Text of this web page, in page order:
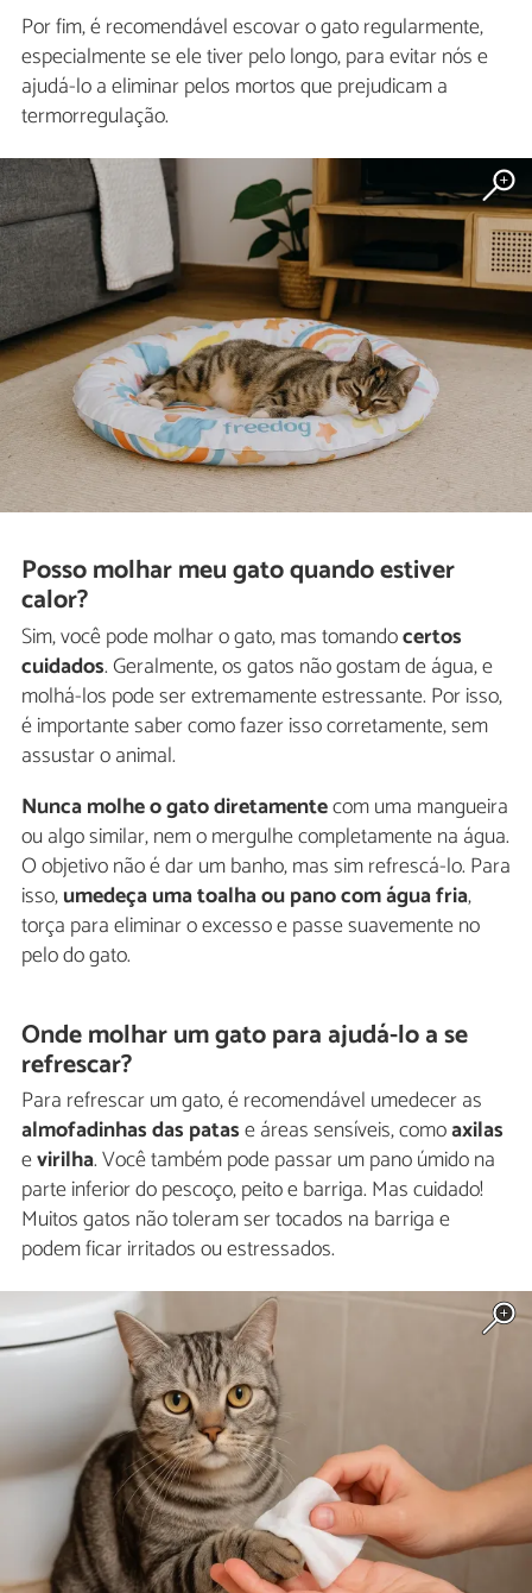
Por fim, é recomendável escovar o gato regularmente,
especialmente se ele tiver pelo longo, para evitar nós e
ajudá-lo a eliminar pelos mortos que prejudicam a
termorregulação.
Posso molhar meu gato quando estiver
calor?
Sim, você pode molhar o gato, mas tomandocertos
cuidados. Geralmente, os gatos não gostam de água, e
molhá-los pode ser extremamente estressante. Por isso,
é importante saber como fazer isso corretamente, sem
assustar o animal.
Nunca molhe o gato diretamentecom uma mangueira
ou algo similar, nem o mergulhe completamente na água.
O objetivo não é dar um banho, mas sim refrescá-lo. Para
isso,umedeça uma toalha ou pano com água fria,
torça para eliminar o excesso e passe suavemente no
pelo do gato.
Onde molhar um gato para ajudá-lo a se
refrescar?
Para refrescar um gato, é recomendável umedecer as
almofadinhas das patase áreas sensíveis, comoaxilas
evirilha. Você também pode passar um pano úmido na
parte inferior do pescoço, peito e barriga. Mas cuidado!
Muitos gatos não toleram ser tocados na barriga e
podem ficar irritados ou estressados.